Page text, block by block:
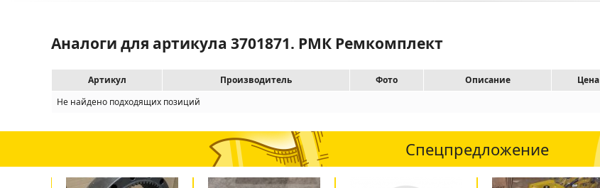
Аналоги для артикула 3701871. РМК Ремкомплект
Артикул Производитель Фото Описание Цена
Не найдено подходящих позиций
Спецпредложение